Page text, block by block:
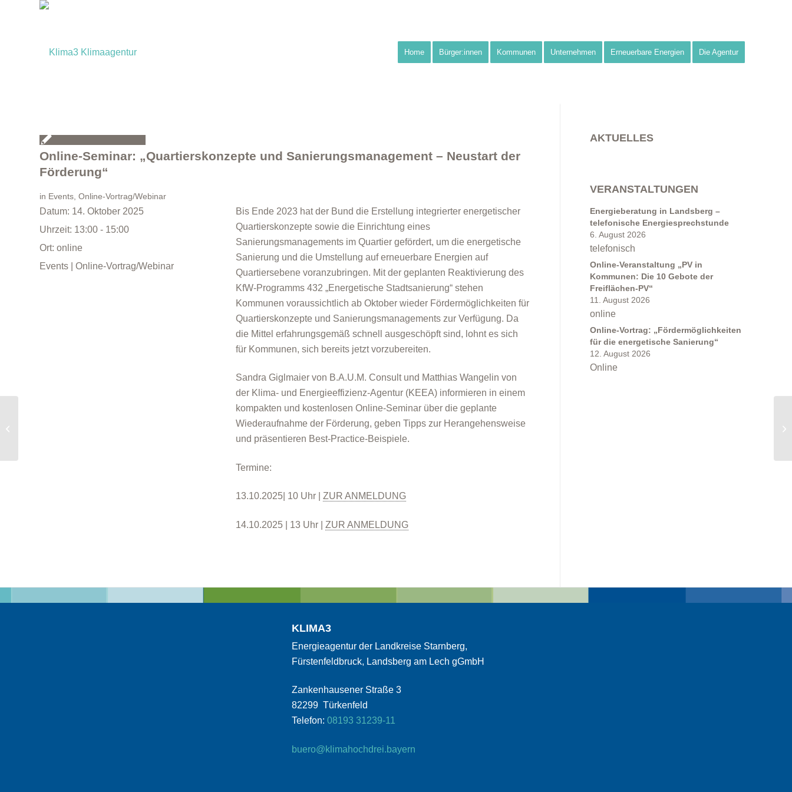
Home Bürger:innen Kommunen Unternehmen Erneuerbare Energien Die Agentur
Online-Seminar: „Quartierskonzepte und Sanierungsmanagement – Neustart der
Förderung“
in Events Online-Vortrag/Webinar
Datum: 14. Oktober 2025
Uhrzeit: 13:00 - 15:00
Ort: online
Events | Online-Vortrag/Webinar
Bis Ende 2023 hat der Bund die Erstellung integrierter energetischer
Quartierskonzepte sowie die Einrichtung eines
Sanierungsmanagements im Quartier gefördert, um die energetische
Sanierung und die Umstellung auf erneuerbare Energien auf
Quartiersebene voranzubringen. Mit der geplanten Reaktivierung des
KfW-Programms 432 „Energetische Stadtsanierung“ stehen
Kommunen voraussichtlich ab Oktober wieder Fördermöglichkeiten für
Quartierskonzepte und Sanierungsmanagements zur Verfügung. Da
die Mittel erfahrungsgemäß schnell ausgeschöpft sind, lohnt es sich
für Kommunen, sich bereits jetzt vorzubereiten.
Sandra Giglmaier von B.A.U.M. Consult und Matthias Wangelin von
der Klima- und Energieeffizienz-Agentur (KEEA) informieren in einem
kompakten und kostenlosen Online-Seminar über die geplante
Wiederaufnahme der Förderung, geben Tipps zur Herangehensweise
und präsentieren Best-Practice-Beispiele.
Termine:
13.10.2025| 10 Uhr |ZUR ANMELDUNG
14.10.2025 | 13 Uhr |ZUR ANMELDUNG
AKTUELLES
VERANSTALTUNGEN
Energieberatung in Landsberg –
telefonische Energiesprechstunde
6. August 2026
telefonisch
Online-Veranstaltung „PV in
Kommunen: Die 10 Gebote der
Freiflächen-PV“
11. August 2026
online
Online-Vortrag: „Fördermöglichkeiten
für die energetische Sanierung“
12. August 2026
Online
KLIMA3
Energieagentur der Landkreise Starnberg,
Fürstenfeldbruck, Landsberg am Lech gGmbH
Zankenhausener Straße 3
82299 Türkenfeld
Telefon: 08193 31239-11
buero@klimahochdrei.bayern